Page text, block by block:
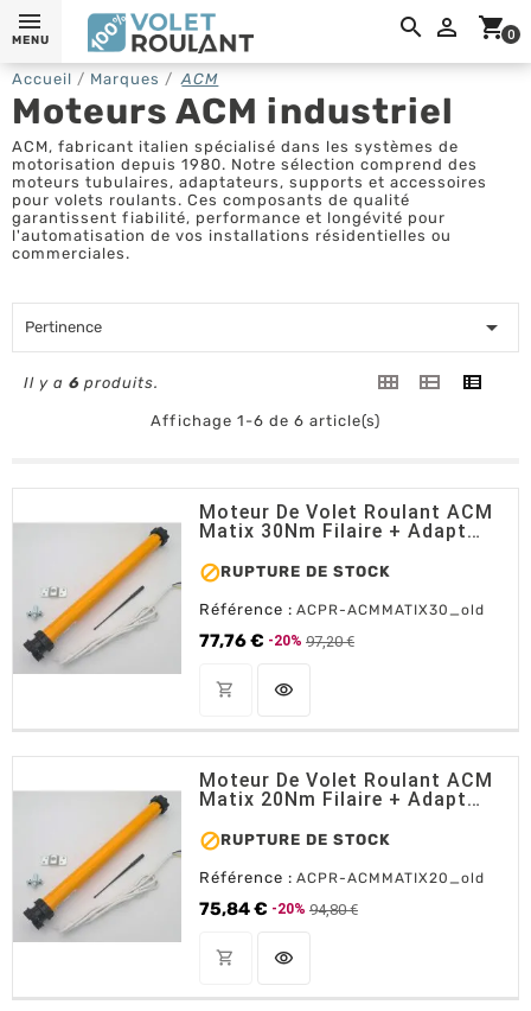
 shopping_cart0
MENU
Accueil Marques ACM
Moteurs ACM industriel
ACM, fabricant italien spécialisé dans les systèmes de
motorisation depuis 1980. Notre sélection comprend des
moteurs tubulaires, adaptateurs, supports et accessoires
pour volets roulants. Ces composants de qualité
garantissent fiabilité, performance et longévité pour
l'automatisation de vos installations résidentielles ou
commerciales.
Pertinence 
Il y a 6 produits.
Affichage 1-6 de 6 article(s)
Moteur De Volet Roulant ACM
Matix 30Nm Filaire + Adapt
RUPTURE DE STOCK
Référence : ACPR-ACMMATIX30_old
77,76 €
Prix de base
-20% 97,20 €
Prix
shopping_cart OUT OF STOCK
visibility
Moteur De Volet Roulant ACM
Matix 20Nm Filaire + Adapt
RUPTURE DE STOCK
Référence : ACPR-ACMMATIX20_old
75,84 €
Prix de base
-20% 94,80 €
Prix
shopping_cart OUT OF STOCK
visibility